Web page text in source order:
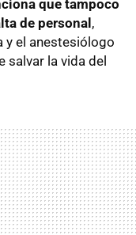
que tampoco
de personal ,
y el anestesiólogo
salvar la vida del